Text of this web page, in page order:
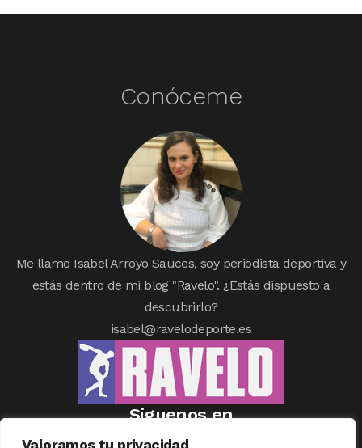
Valoramos tu privacidad
Conóceme
Me llamo Isabel Arroyo Sauces, soy periodista deportiva y
estás dentro de mi blog "Ravelo". ¿Estás dispuesto a
descubrirlo?
isabel@ravelodeporte.es
Siguenos en